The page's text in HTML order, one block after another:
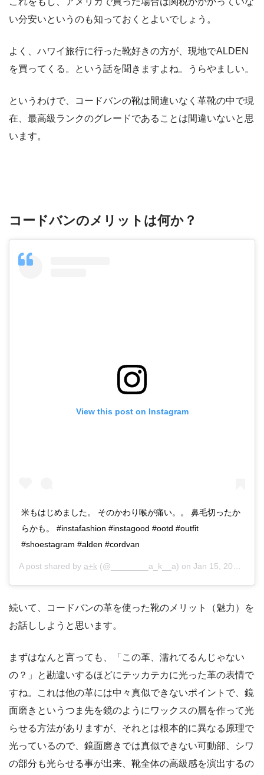
い分安いというのも知っておくとよいでしょう。
よく、ハワイ旅行に行った靴好きの方が、現地でALDEN
を買ってくる。という話を聞きますよね。うらやましい。
というわけで、コードバンの靴は間違いなく革靴の中で現
在、最高級ランクのグレードであることは間違いないと思
います。
コードバンのメリットは何か？
View this post on Instagram
米もはじめました。 そのかわり喉が痛い。。 鼻毛切ったか
らかも。 #instafashion #instagood #ootd #outfit
#shoestagram #alden #cordvan
A post shared by a+k (@________a_k__a) on Jan 15, 2018 at 7:00am PST
続いて、コードバンの革を使った靴のメリット（魅力）を
お話ししようと思います。
まずはなんと言っても、「この革、濡れてるんじゃない
の？」と勘違いするほどにテッカテカに光った革の表情で
すね。これは他の革には中々真似できないポイントで、鏡
面磨きというつま先を鏡のようにワックスの層を作って光
らせる方法がありますが、それとは根本的に異なる原理で
光っているので、鏡面磨きでは真似できない可動部、シワ
の部分も光らせる事が出来、靴全体の高級感を演出するの